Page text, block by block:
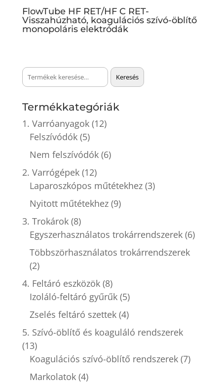
FlowTube HF RET/HF C RET-
Visszahúzható, koagulációs szívó-öblítő
monopoláris elektródák
Keresés
a
következőre:
Keresés
Termékkategóriák
1. Varróanyagok (12)
Felszívódók (5)
Nem felszívódók (6)
2. Varrógépek (12)
Laparoszkópos műtétekhez (3)
Nyitott műtétekhez (9)
3. Trokárok (8)
Egyszerhasználatos trokárrendszerek (6)
Többszörhasználatos trokárrendszerek
(2)
4. Feltáró eszközök (8)
Izoláló-feltáró gyűrűk (5)
Zselés feltáró szettek (4)
5. Szívó-öblítő és koaguláló rendszerek
(13)
Koagulációs szívó-öblítő rendszerek (7)
Markolatok (4)